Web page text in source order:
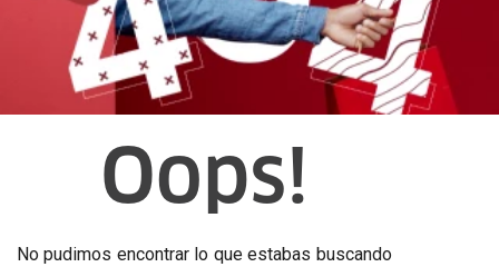
Oops!
No pudimos encontrar lo que estabas buscando